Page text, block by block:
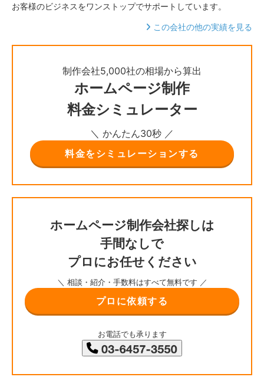
お客様のビジネスをワンストップでサポートしています。
この会社の他の実績を見る
制作会社5,000社の相場から算出
ホームページ制作
料金シミュレーター
＼ かんたん30秒 ／
料金をシミュレーションする
ホームページ制作会社探しは
手間なしで
プロにお任せください
＼ 相談・紹介・手数料はすべて無料です ／
プロに依頼する
お電話でも承ります